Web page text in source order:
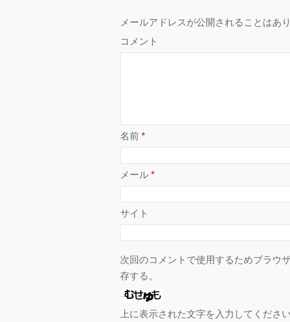
メールアドレスが公開されることはあり
コメント
名前 *
メール *
サイト
次回のコメントで使用するためブラウ
存する。
上に表示された文字を入力してください